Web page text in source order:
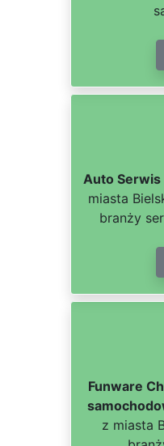
Auto
miasta
branży
Funware
z miasta